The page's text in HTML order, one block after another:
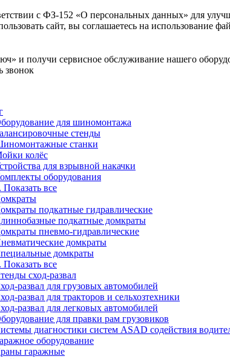
с ФЗ-152 «О персональных данных» для
сайт, вы соглашаетесь на использование
и получи сервисное обслуживание нашего
звонок
для шиномонтажа
стенды
станки
колёс
для взрывной накачки
оборудования
Показать все
подкатные гидравлические
подкатные домкраты
пневмо-гидравлические
домкраты
домкраты
Показать все
сход-развал
развал для грузовых автомобилей
развал для тракторов и сельхозтехники
развал для легковых автомобилей
для правки рам грузовиков
диагностики систем ASAD содействия
оборудование
гаражные